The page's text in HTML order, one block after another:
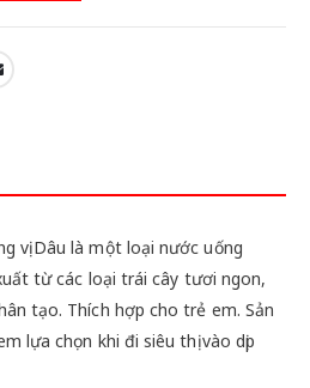
vị Dâu là một loại nước uống
từ các loại trái cây tươi ngon,
tạo. Thích hợp cho trẻ em. Sản
lựa chọn khi đi siêu thị vào dịp